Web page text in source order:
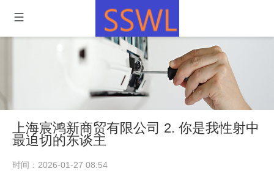
上海宸鸿新商贸有限公司 2. 你是我性射中
最迫切的东谈主
时间：2026-01-27 08:54